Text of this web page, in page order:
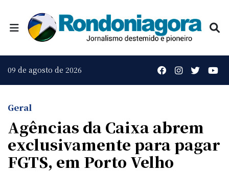
09 de agosto de 2026
Geral
Agências da Caixa abrem
exclusivamente para pagar
FGTS, em Porto Velho